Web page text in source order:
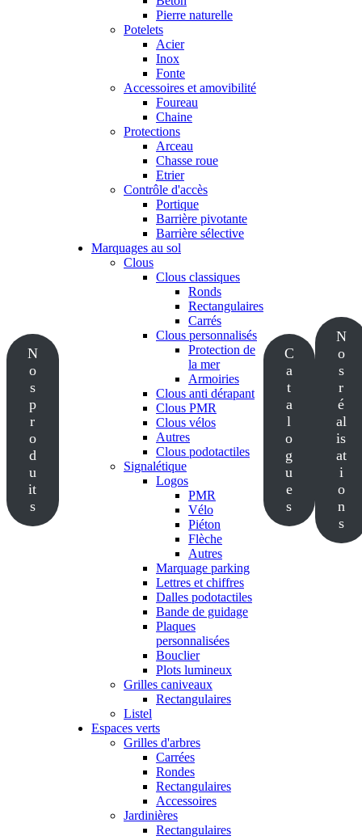
N
o
s
p
r
o
d
u
it
s
Pierre naturelle
Potelets
Acier
Inox
Fonte
Accessoires et amovibilité
Foureau
Chaine
Protections
Arceau
Chasse roue
Etrier
Contrôle d'accès
Portique
Barrière pivotante
Barrière sélective
Marquages au sol
Clous
Clous classiques
Ronds
Rectangulaires
Carrés
Clous personnalisés
Protection de
la mer
Armoiries
Clous anti dérapant
Clous PMR
Clous vélos
Autres
Clous podotactiles
Signalétique
Logos
PMR
Vélo
Piéton
Flèche
Autres
Marquage parking
Lettres et chiffres
Dalles podotactiles
Bande de guidage
Plaques
personnalisées
Bouclier
Plots lumineux
Grilles caniveaux
Rectangulaires
Listel
Espaces verts
Grilles d'arbres
Carrées
Rondes
Rectangulaires
Accessoires
Jardinières
Rectangulaires
C
a
t
a
l
o
g
u
e
s
N
o
s
r
é
al
is
at
i
o
n
s